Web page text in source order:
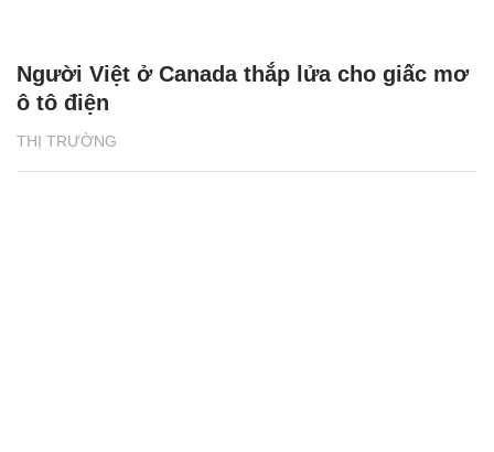
THỊ TRƯỜNG
Người Việt ở Canada thắp lửa cho giấc mơ
ô tô điện